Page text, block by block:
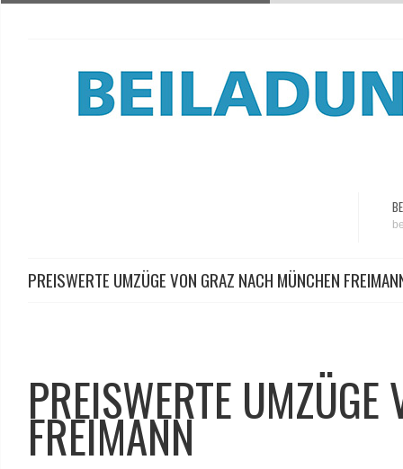
PREISWERTE UMZÜGE VON GRAZ NACH MÜNCHEN
PREISWERTE
FREIMANN